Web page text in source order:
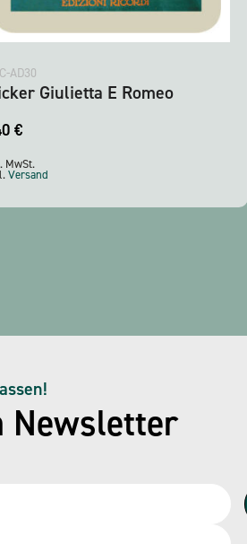
AD30
Giulietta E Romeo
€
MwSt.
Versand
Newsletter